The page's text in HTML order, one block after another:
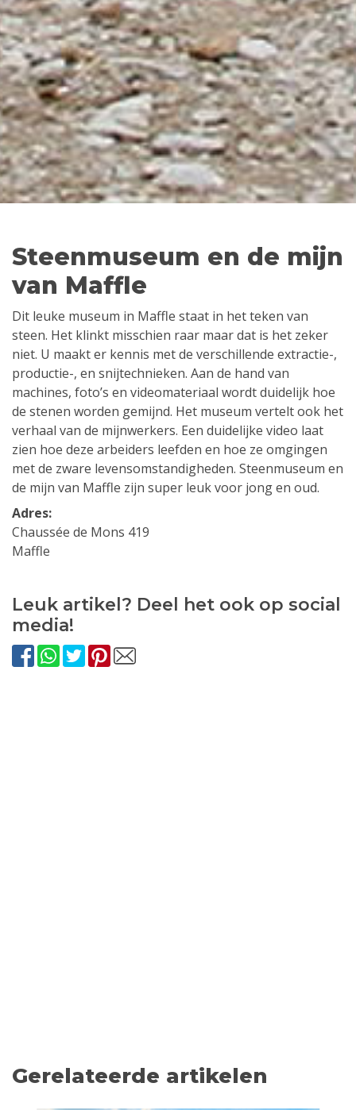
Steenmuseum en de mijn
van Maffle
Dit leuke museum in Maffle staat in het teken van
steen. Het klinkt misschien raar maar dat is het zeker
niet. U maakt er kennis met de verschillende extractie-,
productie-, en snijtechnieken. Aan de hand van
machines, foto’s en videomateriaal wordt duidelijk hoe
de stenen worden gemijnd. Het museum vertelt ook het
verhaal van de mijnwerkers. Een duidelijke video laat
zien hoe deze arbeiders leefden en hoe ze omgingen
met de zware levensomstandigheden. Steenmuseum en
de mijn van Maffle zijn super leuk voor jong en oud.
Adres:
Chaussée de Mons 419
Maffle
Leuk artikel? Deel het ook op social
media!
Gerelateerde artikelen